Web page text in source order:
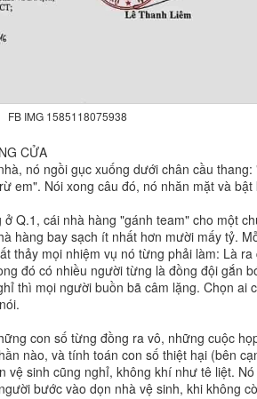
FB IMG 1585118075938
CỬA
nó ngồi gục xuống dưới chân cầu
em". Nói xong câu đó, nó nhăn mặt và bật
Q.1, cái nhà hàng "gánh team" cho một
hàng bay sạch ít nhất hơn mười mấy tỷ.
thảy mọi nhiệm vụ nó từng phải làm: Là
đó có nhiều người từng là đồng đội gắn
thì mọi người buồn bã câm lặng. Chọn ai
con số từng đồng ra vô, những cuộc
nào, và tính toán con số thiệt hại (bên
vệ sinh cũng nghỉ, không khí như tê liệt.
bước vào dọn nhà vệ sinh, khi không